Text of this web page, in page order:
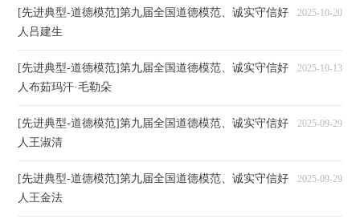
[先进典型-道德模范]第九届全国道德模范、诚实守信好
人吕建生
2025-10-20
[先进典型-道德模范]第九届全国道德模范、诚实守信好
人布茹玛汗·毛勒朵
2025-10-13
[先进典型-道德模范]第九届全国道德模范、诚实守信好
人王淑清
2025-09-29
[先进典型-道德模范]第九届全国道德模范、诚实守信好
人王金法
2025-09-29